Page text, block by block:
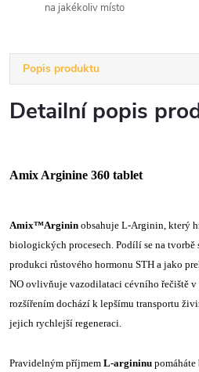
na jakékoliv místo
Popis produktu
Detailní popis
Amix Arginine 360 tablet
Amix™Arginin obsahuje L-Arginin, který
biologických procesech. Podílí se na
produkci růstového hormonu STH a jako
NO ovlivňuje vazodilataci cévního řečiště v
rozšířením dochází k lepšímu transportu
jejich rychlejší regeneraci.
Pravidelným příjmem L-argininu